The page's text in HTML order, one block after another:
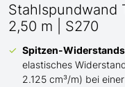
Stahlspundwand
2,50 m | S270
Spitzen-
elastisches
2.125 cm³/m) bei